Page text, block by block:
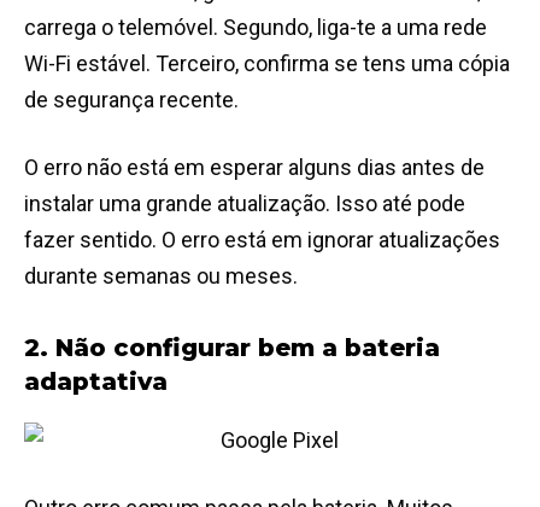
carrega o telemóvel. Segundo, liga-te a uma rede
Wi-Fi estável. Terceiro, confirma se tens uma cópia
de segurança recente.
O erro não está em esperar alguns dias antes de
instalar uma grande atualização. Isso até pode
fazer sentido. O erro está em ignorar atualizações
durante semanas ou meses.
2. Não configurar bem a bateria
adaptativa